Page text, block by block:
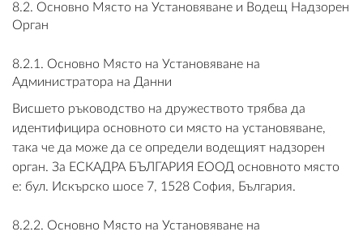
8.2. Основно Място на Установяване и Водещ Надзорен
Орган
8.2.1. Основно Място на Установяване на
Администратора на Данни
Висшето ръководство на дружеството трябва да
идентифицира основното си място на установяване,
така че да може да се определи водещият надзорен
орган. За ЕСКАДРА БЪЛГАРИЯ ЕООД основното място
е: бул. Искърско шосе 7, 1528 София, България.
8.2.2. Основно Място на Установяване на